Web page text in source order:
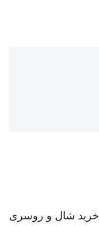
خرید شال و روسری